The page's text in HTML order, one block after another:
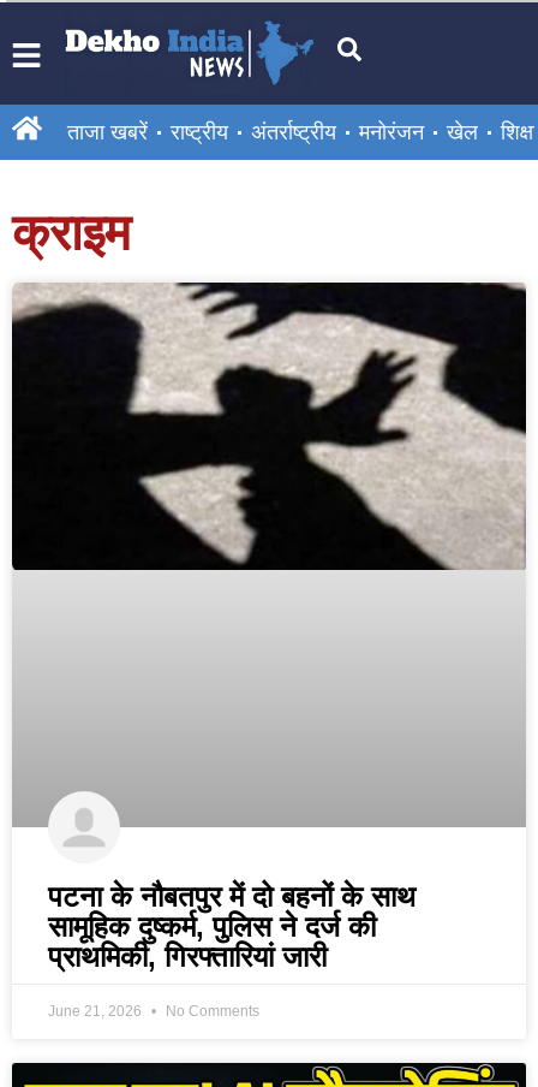
ताजा खबरें राष्ट्रीय अंतर्राष्ट्रीय मनोरंजन खेल शिक्षा
क्राइम
पटना के नौबतपुर में दो बहनों के साथ
सामूहिक दुष्कर्म, पुलिस ने दर्ज की
प्राथमिकी, गिरफ्तारियां जारी
June 21, 2026 No Comments